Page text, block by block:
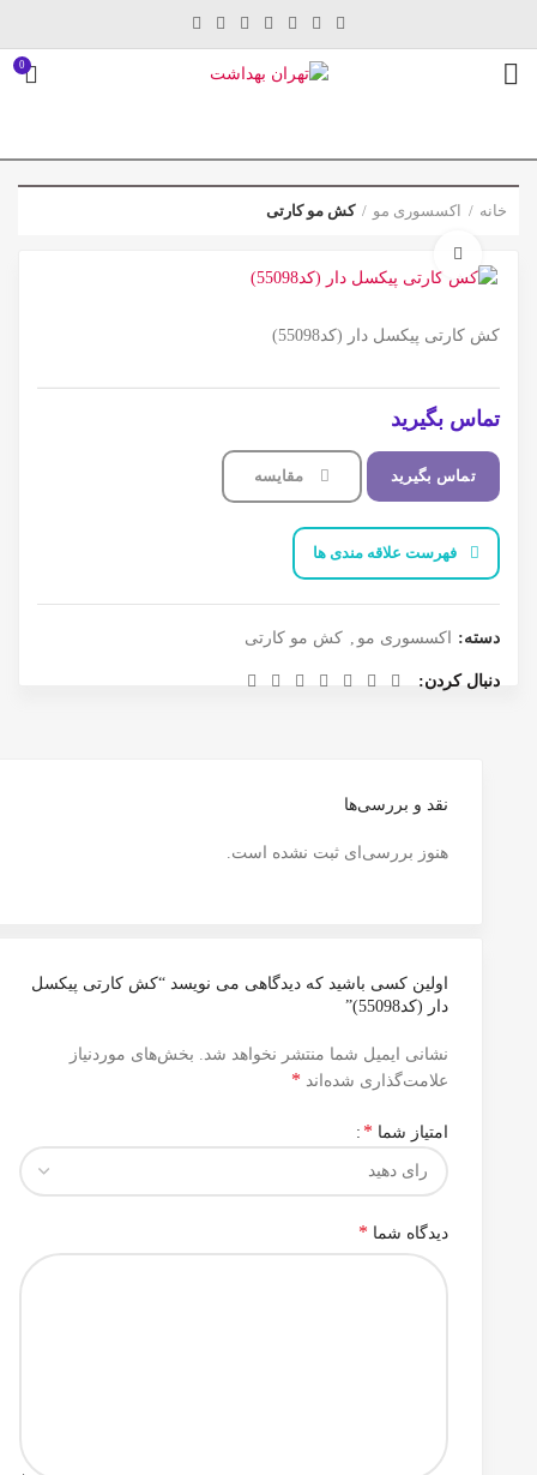
0
خانه اکسسوری مو کش مو کارتی
کش کارتی پیکسل دار (کد55098)
تماس بگیرید
تماس بگیرید مقایسه
فهرست علاقه مندی ها
دسته: اکسسوری مو کش مو کارتی
دنبال کردن
نقد و بررسی‌ها
هنوز بررسی‌ای ثبت نشده است.
اولین کسی باشید که دیدگاهی می نویسد “کش کارتی پیکسل
دار (کد55098)”
نشانی ایمیل شما منتشر نخواهد شد.
بخش‌های موردنیاز
علامت‌گذاری شده‌اند *
امتیاز شما *
دیدگاه شما *